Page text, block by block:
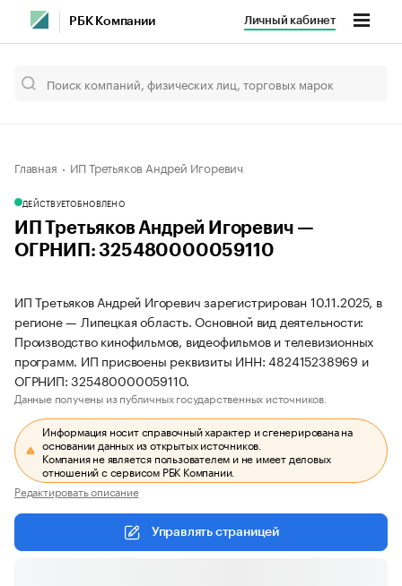
РБК Компании Личный кабинет
Главная ИП Третьяков Андрей Игоревич
ДЕЙСТВУЕТОБНОВЛЕНО
ИП Третьяков Андрей Игоревич —
ОГРНИП: 325480000059110
ИП Третьяков Андрей Игоревич зарегистрирован 10.11.2025, в
регионе — Липецкая область. Основной вид деятельности:
Производство кинофильмов, видеофильмов и телевизионных
программ. ИП присвоены реквизиты ИНН: 482415238969 и
ОГРНИП: 325480000059110.
Данные получены из публичных государственных источников.
Информация носит справочный характер и сгенерирована на
основании данных из открытых источников.
Компания не является пользователем и не имеет деловых
отношений с сервисом РБК Компании.
Редактировать описание
Управлять страницей